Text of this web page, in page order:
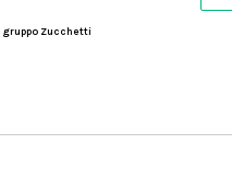
gruppo Zucchetti